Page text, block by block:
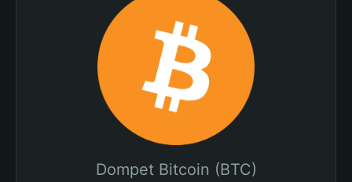
Dompet Bitcoin (BTC)